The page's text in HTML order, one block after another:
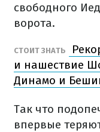
свободного
ворота.
СТОИТ ЗНАТЬ
и нашествие
Динамо и
Так что
впервые